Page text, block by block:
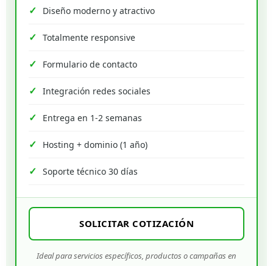
Diseño moderno y atractivo
Totalmente responsive
Formulario de contacto
Integración redes sociales
Entrega en 1-2 semanas
Hosting + dominio (1 año)
Soporte técnico 30 días
SOLICITAR COTIZACIÓN
Ideal para servicios específicos, productos o campañas en